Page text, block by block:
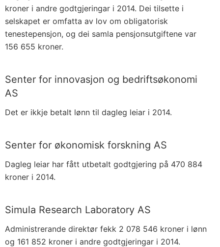
kroner i andre godtgjeringar i 2014. Dei tilsette i
selskapet er omfatta av lov om obligatorisk
tenestepensjon, og dei samla pensjonsutgiftene var
156 655 kroner.
Senter for innovasjon og bedriftsøkonomi
AS
Det er ikkje betalt lønn til dagleg leiar i 2014.
Senter for økonomisk forskning AS
Dagleg leiar har fått utbetalt godtgjering på 470 884
kroner i 2014.
Simula Research Laboratory AS
Administrerande direktør fekk 2 078 546 kroner i lønn
og 161 852 kroner i andre godtgjeringar i 2014.